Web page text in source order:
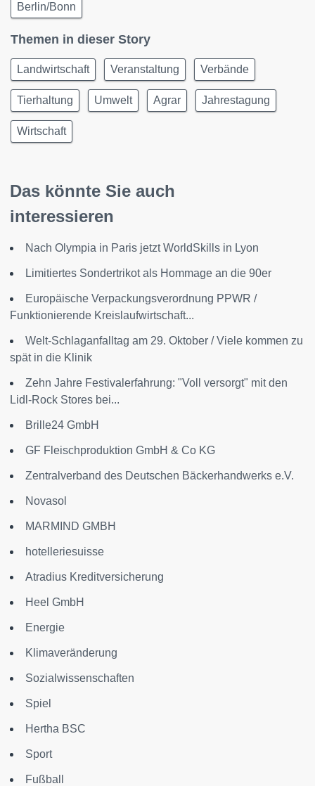
Berlin/Bonn
Themen in dieser Story
Landwirtschaft Veranstaltung Verbände
Tierhaltung Umwelt Agrar Jahrestagung
Wirtschaft
Das könnte Sie auch
interessieren
Nach Olympia in Paris jetzt WorldSkills in Lyon
Limitiertes Sondertrikot als Hommage an die 90er
Europäische Verpackungsverordnung PPWR /
Funktionierende Kreislaufwirtschaft...
Welt-Schlaganfalltag am 29. Oktober / Viele kommen zu
spät in die Klinik
Zehn Jahre Festivalerfahrung: "Voll versorgt" mit den
Lidl-Rock Stores bei...
Brille24 GmbH
GF Fleischproduktion GmbH & Co KG
Zentralverband des Deutschen Bäckerhandwerks e.V.
Novasol
MARMIND GMBH
hotelleriesuisse
Atradius Kreditversicherung
Heel GmbH
Energie
Klimaveränderung
Sozialwissenschaften
Spiel
Hertha BSC
Sport
Fußball